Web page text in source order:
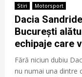
Stiri Motorsport
Dacia
București
echipaje care
Fără niciun dubiu
nu numai una dintre